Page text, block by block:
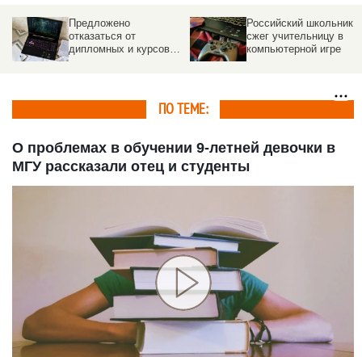
Российский школьник
сжег учительницу в
компьютерной игре
Что не будет считаться
шпаргалкой на ЕГЭ.
Список
ПО ТЕМЕ:
О проблемах в обучении 9-летней девочки в
МГУ рассказали отец и студенты